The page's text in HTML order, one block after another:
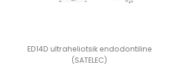
ED14D ultraheliotsik endodontiline
(SATELEC)